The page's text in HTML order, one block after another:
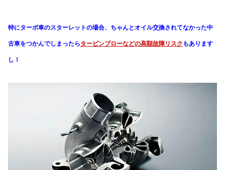
特にターボ車のスターレットの場合、ちゃんとオイル交換されてなかった中
古車をつかんでしまったらタービンブローなどの高額故障リスク もあります
し！